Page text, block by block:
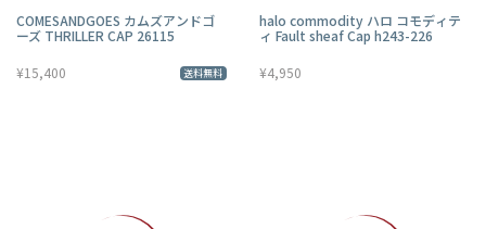
COMESANDGOES カムズアンドゴ
ーズ THRILLER CAP 26115
¥15,400 送料無料
halo commodity ハロ コモディテ
ィ Fault sheaf Cap h243-226
¥4,950